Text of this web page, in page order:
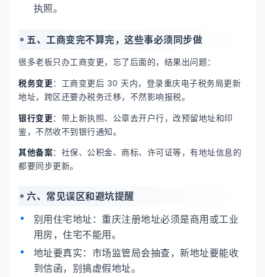
执照。
五、工商变完不算完，这些事必须同步做
很多老板只办工商变更，忘了后面的，结果出问题：
税务变更：工商变更后 30 天内，登录重庆电子税务局更新
地址，跨区还要办税务迁移，不然影响报税。
银行变更：带上新执照、公章去开户行，改预留地址和印
鉴，不然收不到银行通知。
其他备案：社保、公积金、商标、许可证等，有地址信息的
都要同步更新。
六、常见误区和避坑提醒
别用住宅地址：重庆注册地址必须是商用或工业
用房，住宅不能用。
地址要真实：市场监管局会抽查，新地址要能收
到信函，别搞虚假地址。